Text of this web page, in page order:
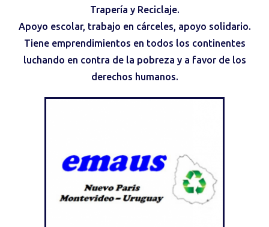
Trapería y Reciclaje.
Apoyo escolar, trabajo en cárceles, apoyo solidario.
Tiene emprendimientos en todos los continentes
luchando en contra de la pobreza y a favor de los
derechos humanos.